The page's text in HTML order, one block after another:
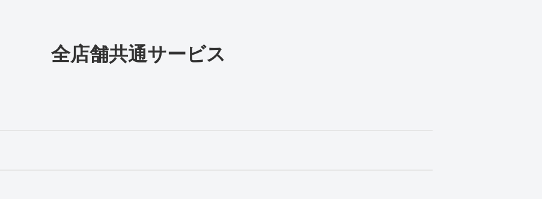
全店舗共通サービス